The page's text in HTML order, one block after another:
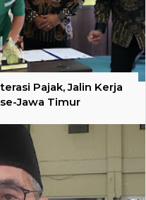
Pajak, Jalin Kerja
Jawa Timur